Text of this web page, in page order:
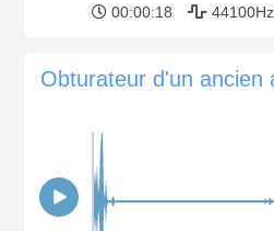
00:00:18 44100Hz